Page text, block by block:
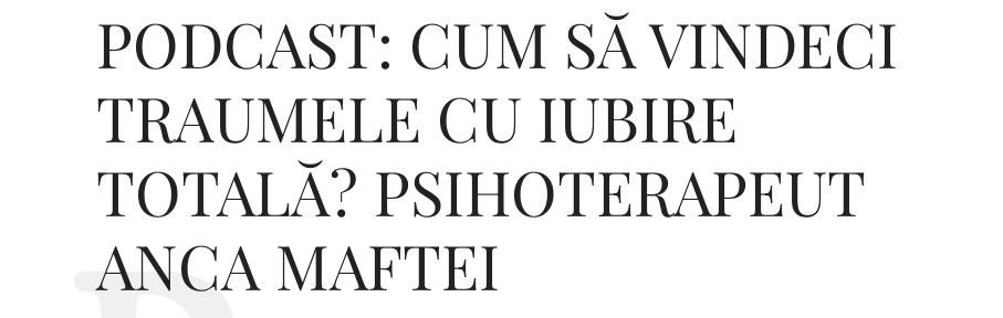
PODCAST: CUM SĂ VINDECI
TRAUMELE CU IUBIRE
TOTALĂ? PSIHOTERAPEUT
ANCA MAFTEI
Editorial Mihai
Morar: CUM L-AM